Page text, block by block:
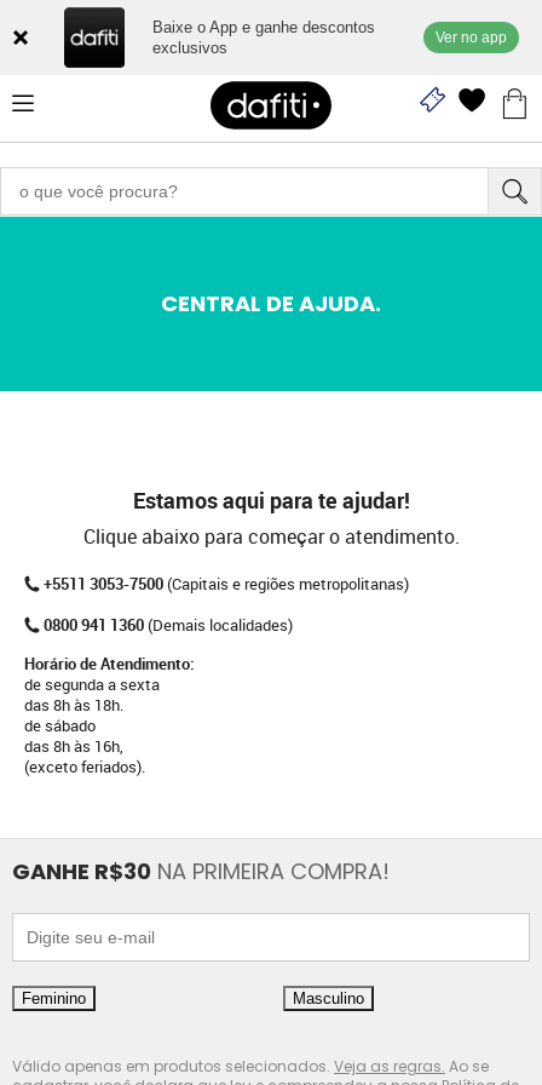
Baixe o App e ganhe descontos
exclusivos
Ver no app
CENTRAL DE AJUDA.
Estamos aqui para te ajudar!
Clique abaixo para começar o atendimento.
+5511 3053-7500(Capitais e regiões metropolitanas)
0800 941 1360(Demais localidades)
Horário de Atendimento:
de segunda a sexta
das 8h às 18h.
de sábado
das 8h às 16h,
(exceto feriados).
GANHE R$30 NA PRIMEIRA COMPRA!
Feminino Masculino
Válido apenas em produtos selecionados. Veja as regras. Ao se